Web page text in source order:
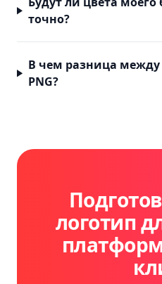
точно?
В чем разница
PNG?
логотип